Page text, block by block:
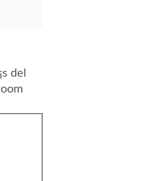
del